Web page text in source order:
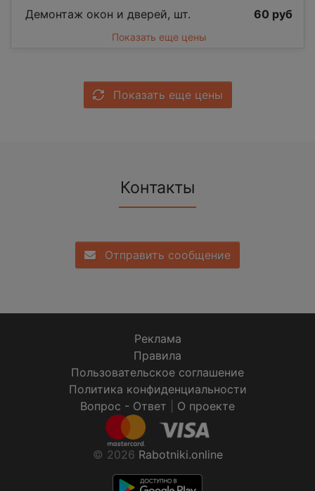
Демонтаж окон и дверей, шт.
60 руб
Показать еще цены
Показать еще цены
Контакты
Отправить сообщение
Реклама
Правила
Пользовательское соглашение
Политика конфиденциальности
Вопрос - Ответ
О проекте
© 2026 Rabotniki.online